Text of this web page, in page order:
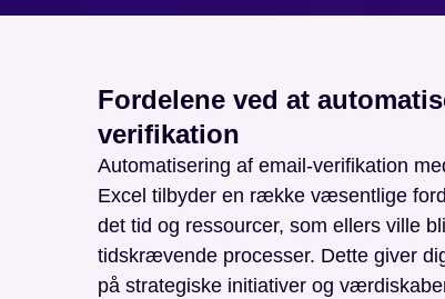
Fordelene ved at
verifikation
Automatisering af email-verifikation
Excel tilbyder en række væsentlige
det tid og ressourcer, som ellers ville
tidskrævende processer. Dette giver
på strategiske initiativer og